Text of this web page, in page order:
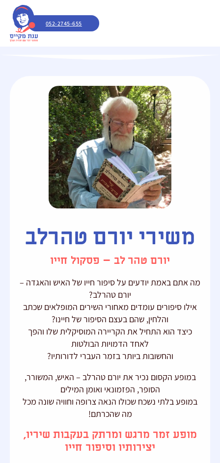
052-2745-655
משירי יורם טהרלב
יורם טהר לב – פסקול חייו
מה אתם באמת יודעים על סיפור חייו של האיש והאגדה –
יורם טהרלב?
אילו סיפורים עומדים מאחורי השירים המופלאים שכתב
והלחין, שהם בעצם הסיפור של חיינו?
כיצד הוא התחיל את הקריירה המוסיקלית שלו והפך
לאחד הדמויות הבולטות
והחשובות ביותר בזמר העברי לדורותיו?
במופע הקסום נכיר את יורם טהרלב – האיש, המשורר,
הסופר, הפזמונאי ואומן המילים
במופע בלתי נשכח שכולו הנאה צרופה וחוויה שונה מכל
מה שהכרתם!
מופע זמר מרגש ומרתק בעקבות שיריו,
יצירותיו וסיפור חייו